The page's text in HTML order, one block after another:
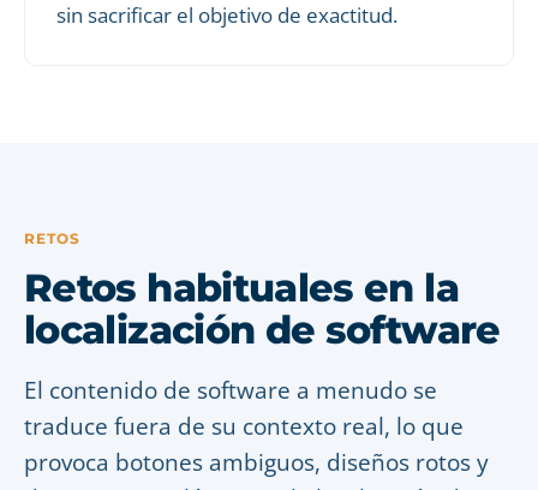
sin sacrificar el objetivo de exactitud.
RETOS
Retos habituales en la
localización de software
El contenido de software a menudo se
traduce fuera de su contexto real, lo que
provoca botones ambiguos, diseños rotos y